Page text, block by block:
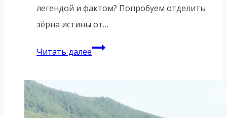
легендой и фактом? Попробуем отделить
зёрна истины от…
Читать далееШаолинь:
реальность
—